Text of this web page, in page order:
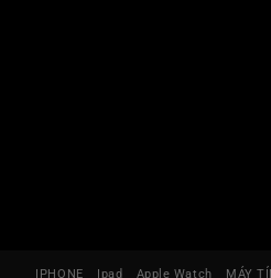
IPHONE Ipad Apple Watch MÁY